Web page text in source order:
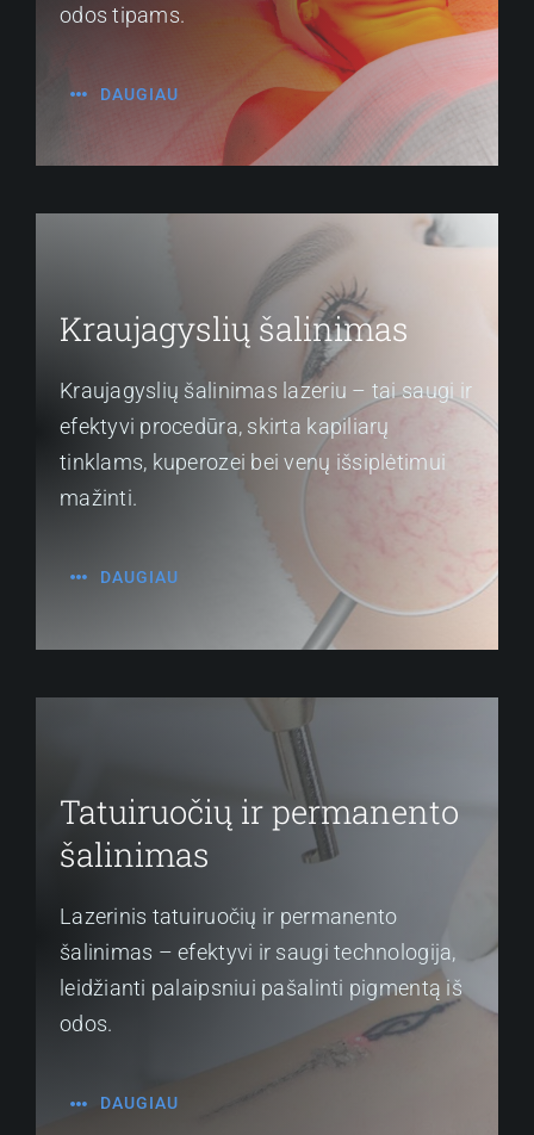
odos tipams.
DAUGIAU
Kraujagyslių šalinimas
Kraujagyslių šalinimas lazeriu – tai saugi ir
efektyvi procedūra, skirta kapiliarų
tinklams, kuperozei bei venų išsiplėtimui
mažinti.
DAUGIAU
Tatuiruočių ir permanento
šalinimas
Lazerinis tatuiruočių ir permanento
šalinimas – efektyvi ir saugi technologija,
leidžianti palaipsniui pašalinti pigmentą iš
odos.
DAUGIAU